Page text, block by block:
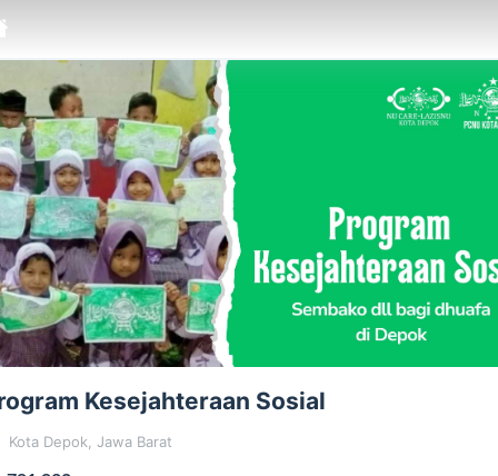
Kesejahteraan Sosial
Kota Depok, Jawa Barat